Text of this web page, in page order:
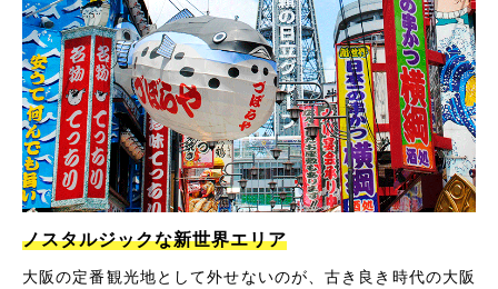
ノスタルジックな新世界エリア
大阪の定番観光地として外せないのが、古き良き時代の大阪